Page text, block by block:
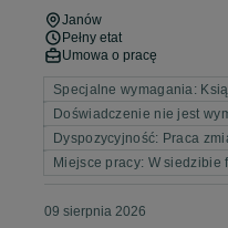
Janów
Pełny etat
Umowa o pracę
Specjalne wymagania:
Doświadczenie nie jest
Dyspozycyjność: Praca
Miejsce pracy: W siedzibie
09 sierpnia 2026